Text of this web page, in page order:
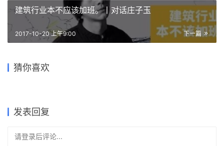
建筑行业本不应该加班。丨对话庄子玉
下一篇
2017-10-20 上午9:00
猜你喜欢
/ 室内设计师 / 实习建筑师
BUZZ招聘 | 建筑及室内实习
招聘 建筑项目负责人/建筑师/
助理建筑师/室内项目负责人/
发表回复
请登录后评论...